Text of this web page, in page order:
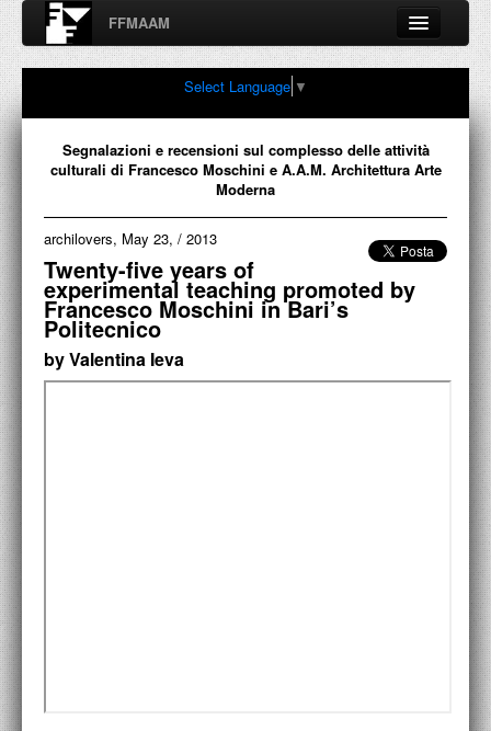
FFMAAM
Fondo Francesco Moschini
A.A.M. Architettura Arte Moderna
Percorsi, nodi, sconfinamenti e contaminazioni tra Arte,
FFMAAM
FRANCESCO MOSCHINI
PUBBLICAZIONI
Select Language ▼
Segnalazioni e recensioni sul complesso delle attività
culturali di Francesco Moschini e A.A.M. Architettura Arte
Moderna
archilovers, May 23, / 2013
Twenty-five years of
experimental teaching promoted by
Francesco Moschini in Bari’s
Politecnico
by Valentina Ieva